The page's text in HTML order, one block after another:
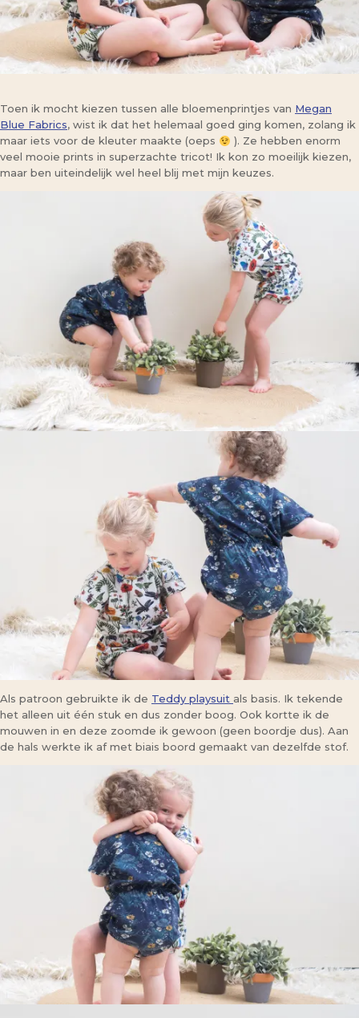
Toen ik mocht kiezen tussen alle bloemenprintjes van Megan
Blue Fabrics, wist ik dat het helemaal goed ging komen, zolang ik
maar iets voor de kleuter maakte (oeps
). Ze hebben enorm
veel mooie prints in superzachte tricot! Ik kon zo moeilijk kiezen,
maar ben uiteindelijk wel heel blij met mijn keuzes.
Als patroon gebruikte ik de Teddy playsuit als basis. Ik tekende
het alleen uit één stuk en dus zonder boog. Ook kortte ik de
mouwen in en deze zoomde ik gewoon (geen boordje dus). Aan
de hals werkte ik af met biais boord gemaakt van dezelfde stof.